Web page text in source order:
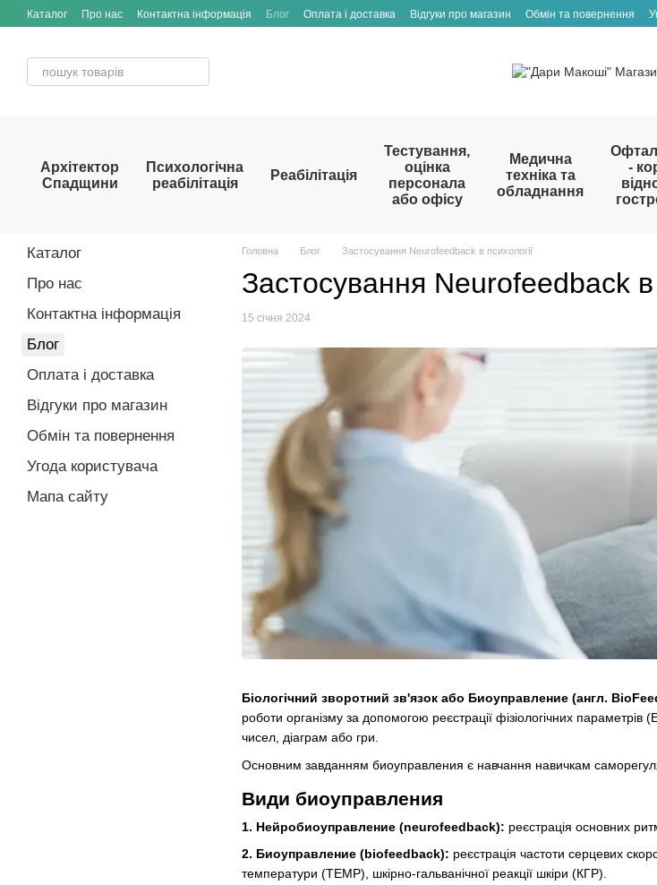
Перейти до основного контенту
Каталог Про нас Контактна інформація Блог Оплата і доставка Відгуки про магазин Обмін та повернення
Архітектор
Спадщини
Психологічна
реабілітація
Реабілітація
Тестування,
оцінка
персонала
або офісу
Медична
техніка та
обладнання
-
Головна Блог Застосування Neurofeedback в психології
Застосування Neurofeedback в
15 січня 2024
Біологічний зворотний зв'язок або Биоуправление (англ.
роботи організму за допомогою реєстрації фізіологічних
чисел, діаграм або гри.
Основним завданням биоуправления є навчання навичкам
Види биоуправления
1. Нейробиоуправление (neurofeedback): реєстрація основних
2. Биоуправление (biofeedback): реєстрація частоти серцевих
температури (ТЕМР), шкірно-гальванічної реакції шкіри (КГР).
Каталог
Про нас
Контактна інформація
Блог
Оплата і доставка
Відгуки про магазин
Обмін та повернення
Угода користувача
Мапа сайту